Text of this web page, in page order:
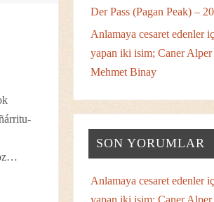
Der Pass (Pagan Peak) –
Anlamaya cesaret edenler
yapan iki isim; Caner
Mehmet Binay
SON YORUMLAR
Anlamaya cesaret edenler